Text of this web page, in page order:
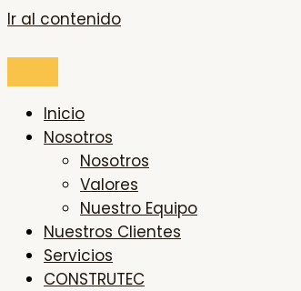
Ir al contenido
Inicio
Nosotros
Nosotros
Valores
Nuestro Equipo
Nuestros Clientes
Servicios
CONSTRUTEC